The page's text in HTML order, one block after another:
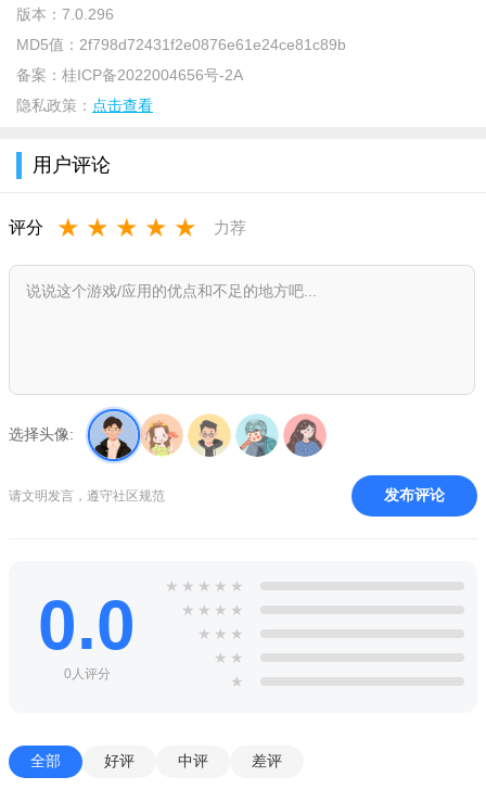
登录后，用户们直接点击“训练/饮食”
版本： 7.0.296
MD5值： 2f798d72431f2e0876e61e24ce81c89b
备案： 桂ICP备2022004656号-2A
隐私政策： 点击查看
用户评论
评分 ★ ★ ★ ★ ★ 力荐
选择头像:
请文明发言，遵守社区规范 发布评论
0.0
0人评分
★ ★ ★ ★ ★
★ ★ ★ ★
★ ★ ★
★ ★
★
全部 好评 中评 差评